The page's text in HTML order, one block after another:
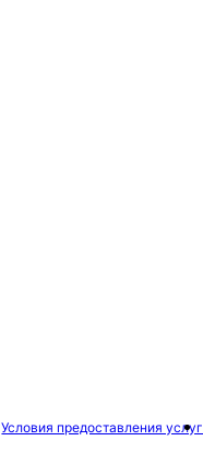
Условия предоставления услуг